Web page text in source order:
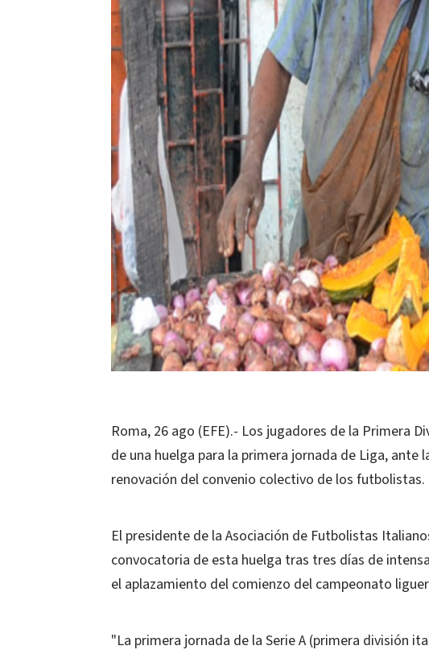
Roma, 26 ago (EFE).- Los jugadores de la Primera
de una huelga para la primera jornada de Liga, ante
renovación del convenio colectivo de los futbolistas.
El presidente de la Asociación de Futbolistas
convocatoria de esta huelga tras tres días de
el aplazamiento del comienzo del campeonato
"La primera jornada de la Serie A (primera división